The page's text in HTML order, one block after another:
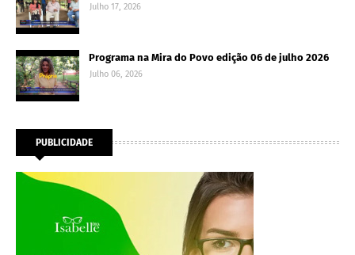
Julho 17, 2026
Programa na Mira do Povo edição 06 de julho 2026
Julho 06, 2026
PUBLICIDADE